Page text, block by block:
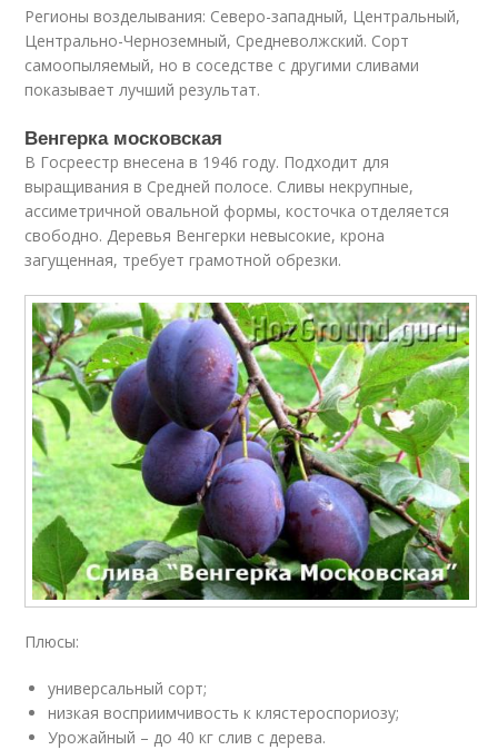
Регионы возделывания: Северо-западный, Центральный,
Центрально-Черноземный, Средневолжский. Сорт
самоопыляемый, но в соседстве с другими сливами
показывает лучший результат.
Венгерка московская
В Госреестр внесена в 1946 году. Подходит для
выращивания в Средней полосе. Сливы некрупные,
ассиметричной овальной формы, косточка отделяется
свободно. Деревья Венгерки невысокие, крона
загущенная, требует грамотной обрезки.
Плюсы:
универсальный сорт;
низкая восприимчивость к клястероспориозу;
Урожайный – до 40 кг слив с дерева.